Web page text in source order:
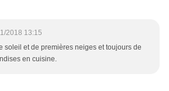
2018 13:15
soleil et de premières neiges et toujours de
en cuisine.